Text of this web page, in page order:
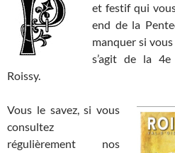
et festif qui
end de la
manquer si
s’agit de la
Roissy.
Vous le savez, si vous
consultez
régulièrement nos